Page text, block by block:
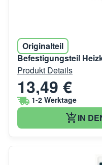
Originalteil
Befestigungsteil
Produkt Details
13,49 €
1-2 Werktage
IN